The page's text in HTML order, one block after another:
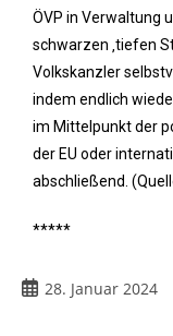
ÖVP in Verwaltung
schwarzen ‚tiefen
Volkskanzler
indem endlich
im Mittelpunkt der
der EU oder
abschließend.
*****
28. Januar 2024